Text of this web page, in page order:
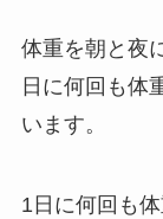
体重を朝と夜
日に何回も体
います。
1日に何回も